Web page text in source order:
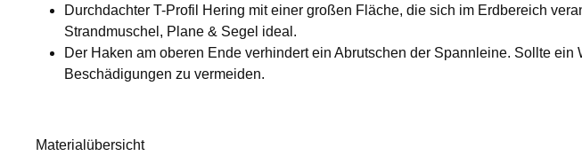
Durchdachter T-Profil Hering mit einer großen Fläche, die sich im Erdbereich
Strandmuschel, Plane & Segel ideal.
Der Haken am oberen Ende verhindert ein Abrutschen der Spannleine. Sollte
Beschädigungen zu vermeiden.
Materialübersicht